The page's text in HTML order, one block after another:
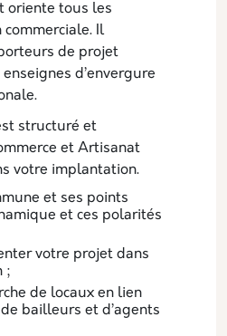
oriente tous les
Il
de projet
d’envergure
structuré et
et Artisanat
votre implantation.
et ses points
et ces polarités
votre projet dans
;
de locaux en lien
bailleurs et d’agents